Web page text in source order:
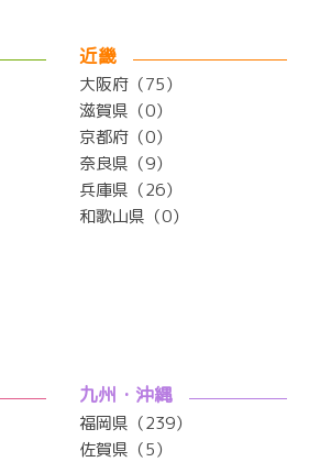
近畿
大阪府（75）
滋賀県（0）
京都府（0）
奈良県（9）
兵庫県（26）
和歌山県（0）
九州・沖縄
福岡県（239）
佐賀県（5）